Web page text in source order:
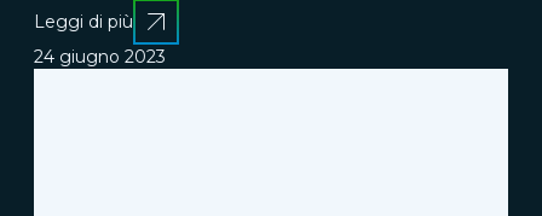
Leggi di più
24 giugno 2023